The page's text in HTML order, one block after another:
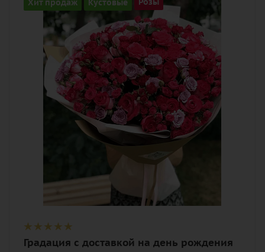
нежный, разноцветный, розовый,
фиолетовый
Описание
роза, роза кустовая, лента,
дизайнерская упаковка
Градация с доставкой на день рождения